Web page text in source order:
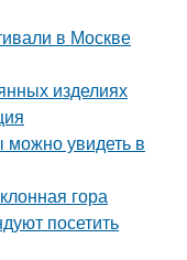
в Москве
изделиях
можно увидеть в
гора
посетить